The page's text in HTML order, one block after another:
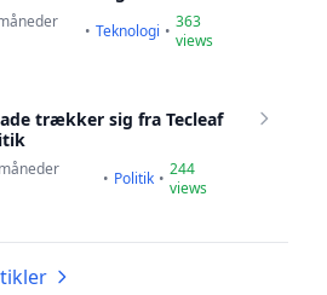
• Teknologi • 363
views
trækker sig fra Tecleaf
• Politik • 244
views